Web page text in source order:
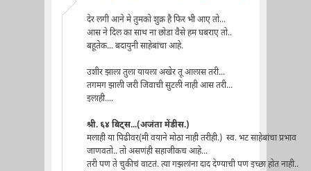
देर लगी आने मे तुमको शुक्र है फिर भी आए तो...
आस ने दिल का साथ ना छोडा वैसे हम घबराए तो..
बहूतेक... बदायुनी साहेबांचा आहे.
उशीर झाला तुला यायला अखेर तू आलास तरी...
तगमग झाली जरी जिवाची सुटली नाही आस तरी...
इलाही....
श्री. ६४ बिट्स...(अजंता मेंडीस.)
मलाही या पिढीवर(मी वयाने मोठा नाही तरीही.) स्व. भट साहेबांचा प्रभाव
जाणवतो.. तो असणंही सहाजीकच आहे...
तरी पण ते चुकीचं वाटतं. त्या गझलांना दाद देण्याची पण इच्छा होत नाही..